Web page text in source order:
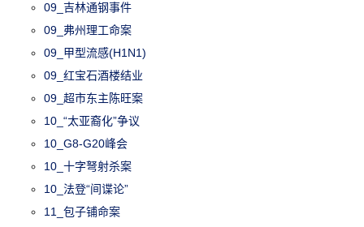
09_吉林通钢事件
09_弗州理工命案
09_甲型流感(H1N1)
09_红宝石酒楼结业
09_超市东主陈旺案
10_“太亚裔化”争议
10_G8-G20峰会
10_十字弩射杀案
10_法登“间谍论”
11_包子铺命案